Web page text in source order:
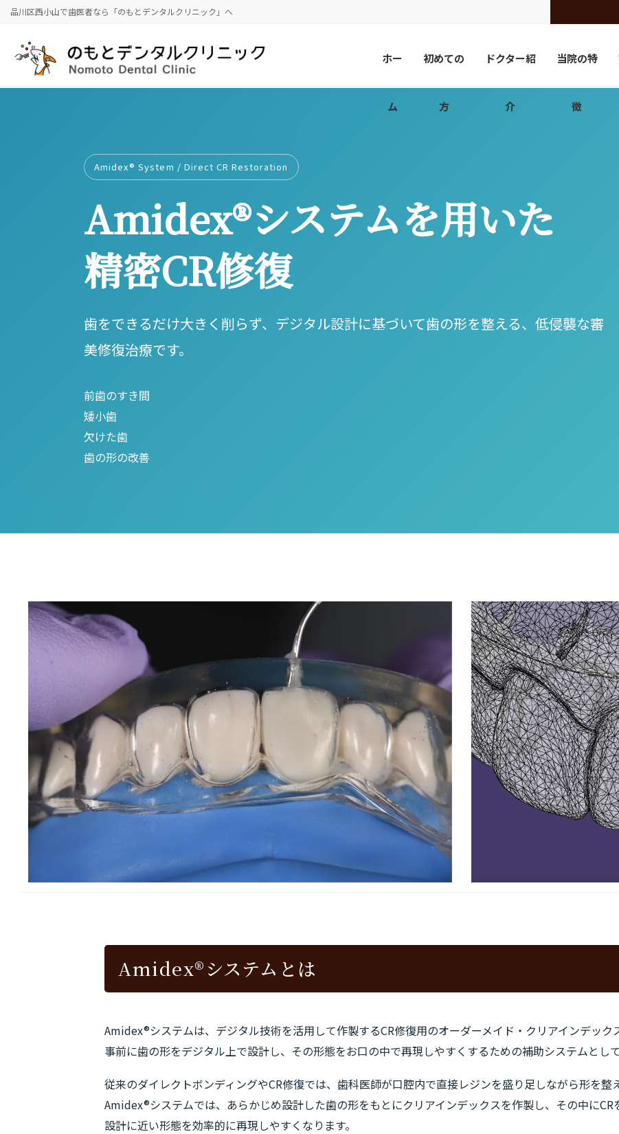
に
ョ
品川区西小山で歯医者なら「のもとデンタルクリニック」へ
ホー
ム
初めての
方
ドクター紹
介
当院の特
徴
Amidex® System / Direct CR Restoration
Amidex®システムを用いた
精密CR修復
歯をできるだけ大きく削らず、デジタル設計に基づいて歯の形を整える、低侵襲な審
美修復治療です。
前歯のすき間
矮小歯
欠けた歯
歯の形の改善
Amidex®システムとは
Amidex®システムは、デジタル技術を活用して作製するCR修復用のオーダーメイド・クリアインデック
事前に歯の形をデジタル上で設計し、その形態をお口の中で再現しやすくするための補助システムとして
従来のダイレクトボンディングやCR修復では、歯科医師が口腔内で直接レジンを盛り足しながら形を整
Amidex®システムでは、あらかじめ設計した歯の形をもとにクリアインデックスを作製し、その中にCR
設計に近い形態を効率的に再現しやすくなります。